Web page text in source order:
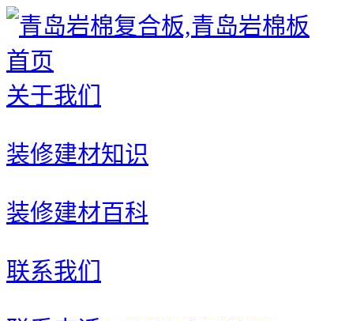
首页
关于我们
装修建材知识
装修建材百科
联系我们